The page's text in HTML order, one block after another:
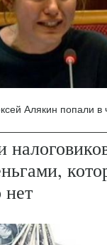
Алякин попали в